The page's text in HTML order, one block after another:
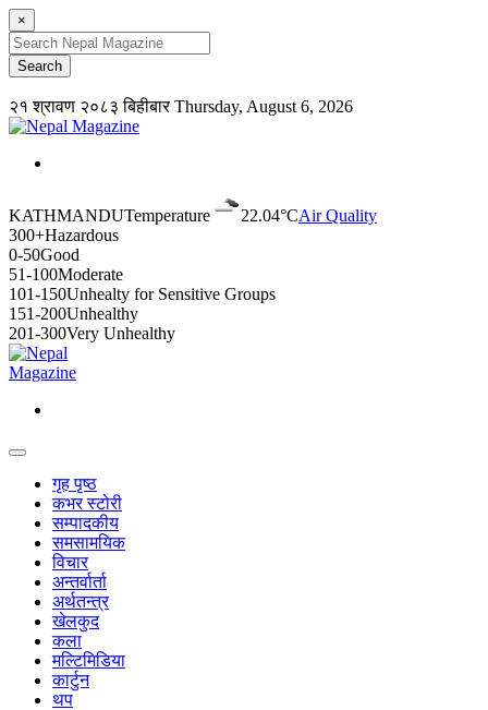
×
२१ श्रावण २०८३ बिहीबारThursday, August 6, 2026
KATHMANDUTemperature 22.04°CAir Quality
300+Hazardous
0-50Good
51-100Moderate
101-150Unhealty for Sensitive Groups
151-200Unhealthy
201-300Very Unhealthy
गृह पृष्ठ
कभर स्टोरी
सम्पादकीय
समसामयिक
विचार
अन्तर्वार्ता
अर्थतन्त्र
खेलकुद
कला
मल्टिमिडिया
कार्टुन
थप